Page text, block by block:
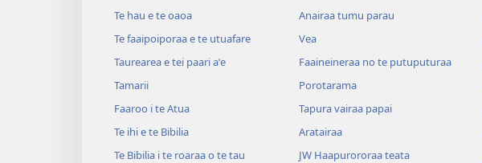
Te hau e te oaoa
Te faaipoiporaa e te utuafare
Taurearea e tei paari aˈe
Tamarii
Faaroo i te Atua
Te ihi e te Bibilia
Te Bibilia i te roaraa o te tau
Anairaa tumu parau
Vea
Faaineineraa no te putuputuraa
Porotarama
Tapura vairaa papai
Aratairaa
JW Haapurororaa teata